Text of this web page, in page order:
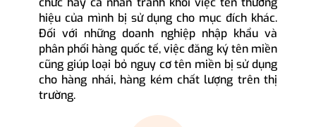
hiệu của mình bị sử dụng cho mục đích khác.
Đối với những doanh nghiệp nhập khẩu và
phân phối hàng quốc tế, việc đăng ký tên miền
cũng giúp loại bỏ nguy cơ tên miền bị sử dụng
cho hàng nhái, hàng kém chất lượng trên thị
trường.